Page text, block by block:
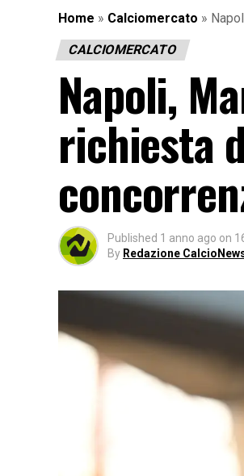
Home » Calciomercato »
CALCIOMERCATO
Napoli,
richiesta
Published 1 anno ago on
By Redazione